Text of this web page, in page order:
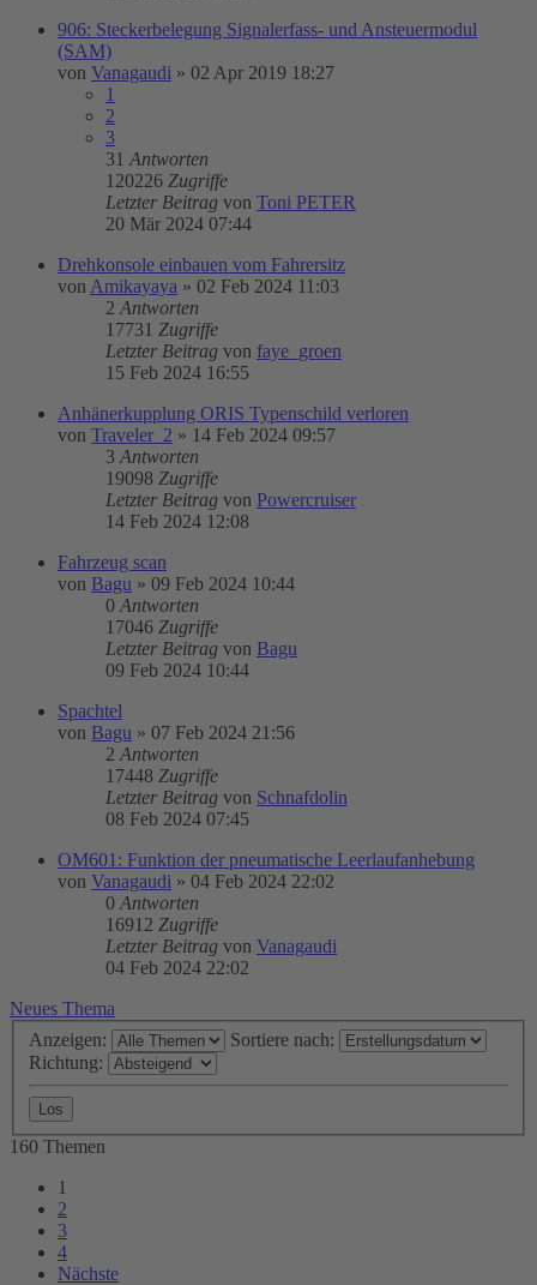
906: Steckerbelegung Signalerfass- und Ansteuermodul
(SAM)
von Vanagaudi » 02 Apr 2019 18:27
1
2
3
31 Antworten
120226 Zugriffe
Letzter Beitrag von Toni PETER
20 Mär 2024 07:44
Drehkonsole einbauen vom Fahrersitz
von Amikayaya » 02 Feb 2024 11:03
2 Antworten
17731 Zugriffe
Letzter Beitrag von faye_groen
15 Feb 2024 16:55
Anhänerkupplung ORIS Typenschild verloren
von Traveler_2 » 14 Feb 2024 09:57
3 Antworten
19098 Zugriffe
Letzter Beitrag von Powercruiser
14 Feb 2024 12:08
Fahrzeug scan
von Bagu » 09 Feb 2024 10:44
0 Antworten
17046 Zugriffe
Letzter Beitrag von Bagu
09 Feb 2024 10:44
Spachtel
von Bagu » 07 Feb 2024 21:56
2 Antworten
17448 Zugriffe
Letzter Beitrag von Schnafdolin
08 Feb 2024 07:45
OM601: Funktion der pneumatische Leerlaufanhebung
von Vanagaudi » 04 Feb 2024 22:02
0 Antworten
16912 Zugriffe
Letzter Beitrag von Vanagaudi
04 Feb 2024 22:02
Neues Thema
Anzeigen:
Sortiere nach:
Richtung:
160 Themen
1
2
3
4
Nächste